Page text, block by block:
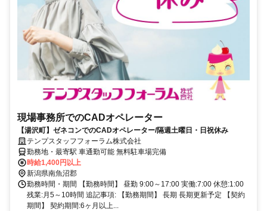
現場事務所でのCADオペレーター
【湯沢町】ゼネコンでのCADオペレーター/隔週土曜日・日祝休み
テンプスタッフフォーラム株式会社
勤務地・最寄駅 車通勤可能 無料駐車場完備
時給1,400円以上
新潟県南魚沼郡
勤務時間・期間 【勤務時間】 昼勤 9:00～17:00 実働:7:00 休憩:1:00
残業:月5～10時間 追記事項: 【勤務期間】 長期 長期更新予定 【契約
期間】 契約期間:6ヶ月以上...